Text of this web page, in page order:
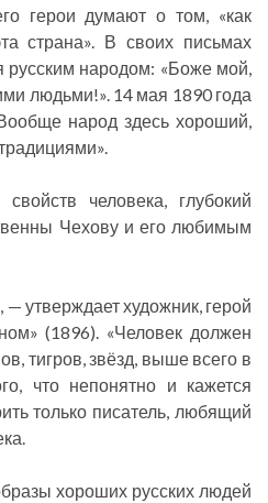
герои думают о том, «как
страна». В своих письмах
русским народом: «Боже мой,
людьми!». 14 мая 1890 года
народ здесь хороший,
человека, глубокий
Чехову и его любимым
утверждает художник, герой
(1896). «Человек должен
тигров, звёзд, выше всего в
что непонятно и кажется
только писатель, любящий
хороших русских людей